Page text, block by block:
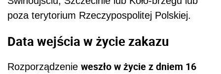
poza terytorium Rzeczypospolitej Polskiej.
Data wejścia w życie zakazu
Rozporządzenie weszło w życie z dniem 16